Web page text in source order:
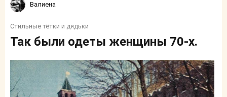
Валиенa
Стильные тётки и дядьки
Так были одеты женщины 70-х.